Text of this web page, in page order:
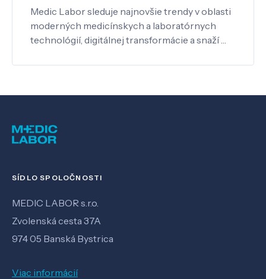
Medic Labor sleduje najnovšie trendy v oblasti
moderných medicínskych a laboratórnych
technológií, digitálnej transformácie a snaží …
SÍDLO SPOLOČNOSTI
MEDIC LABOR s.r.o.
Zvolenská cesta 37A
974 05 Banská Bystrica
Viac informácií